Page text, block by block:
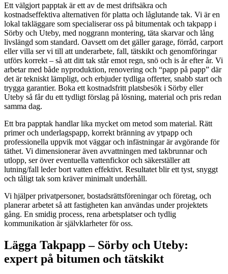
Ett välgjort papptak är ett av de mest driftsäkra och
kostnadseffektiva alternativen för platta och låglutande tak. Vi är en
lokal takläggare som specialiserar oss på bitumentak och takpapp i
Sörby och Uteby, med noggrann montering, täta skarvar och lång
livslängd som standard. Oavsett om det gäller garage, förråd, carport
eller villa ser vi till att underarbete, fall, tätskikt och genomföringar
utförs korrekt – så att ditt tak står emot regn, snö och is år efter år. Vi
arbetar med både nyproduktion, renovering och “papp på papp” där
det är tekniskt lämpligt, och erbjuder tydliga offerter, snabb start och
trygga garantier. Boka ett kostnadsfritt platsbesök i Sörby eller
Uteby så får du ett tydligt förslag på lösning, material och pris redan
samma dag.
Ett bra papptak handlar lika mycket om metod som material. Rätt
primer och underlagspapp, korrekt bränning av ytpapp och
professionella uppvik mot väggar och infästningar är avgörande för
täthet. Vi dimensionerar även avvattningen med takbrunnar och
utlopp, ser över eventuella vattenfickor och säkerställer att
lutning/fall leder bort vatten effektivt. Resultatet blir ett tyst, snyggt
och tåligt tak som kräver minimalt underhåll.
Vi hjälper privatpersoner, bostadsrättsföreningar och företag, och
planerar arbetet så att fastigheten kan användas under projektets
gång. En smidig process, rena arbetsplatser och tydlig
kommunikation är självklarheter för oss.
Lägga Takpapp – Sörby och Uteby:
expert på bitumen och tätskikt